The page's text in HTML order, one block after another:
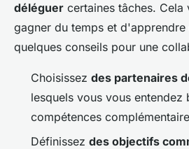
déléguer certaines tâches. Cela
gagner du temps et
quelques conseils pour une
Choisissez des partenaires
lesquels vous vous entendez
compétences
Définissez des objectifs